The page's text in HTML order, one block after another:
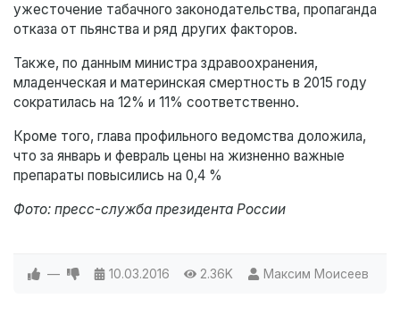
ужесточение табачного законодательства, пропаганда
отказа от пьянства и ряд других факторов.
Также, по данным министра здравоохранения,
младенческая и материнская смертность в 2015 году
сократилась на 12% и 11% соответственно.
Кроме того, глава профильного ведомства доложила,
что за январь и февраль цены на жизненно важные
препараты повысились на 0,4 %
Фото: пресс-служба президента России
— 10.03.2016 2.36K Максим Моисеев